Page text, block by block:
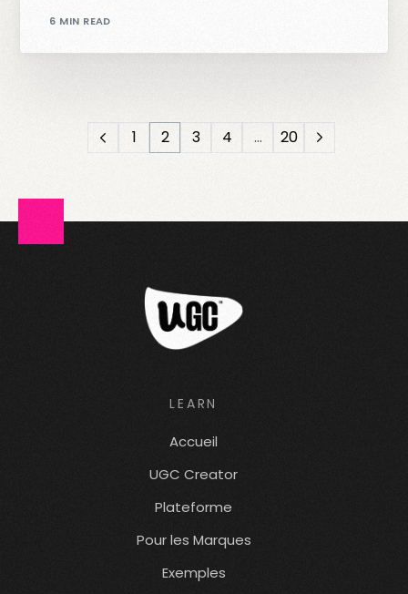
6 MIN READ
1 2 3 4 … 20
LEARN
Accueil
UGC Creator
Plateforme
Pour les Marques
Exemples